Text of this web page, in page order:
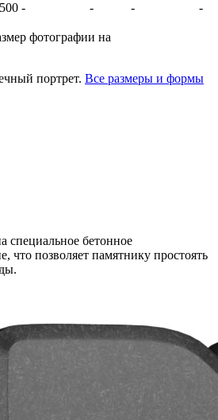
- - - -
фотографии на
портрет. Все размеры и формы
специальное бетонное
что позволяет памятнику простоять